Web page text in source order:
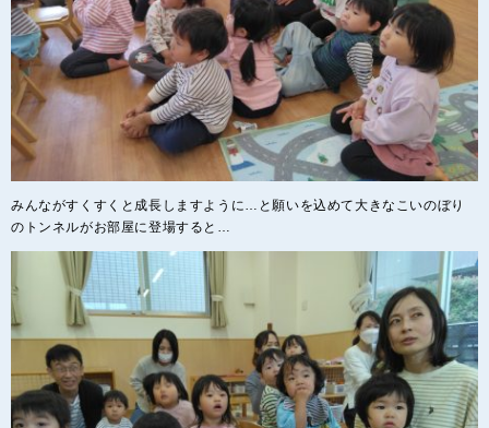
みんながすくすくと成長しますように…と願いを込めて大きなこいのぼり
のトンネルがお部屋に登場すると…